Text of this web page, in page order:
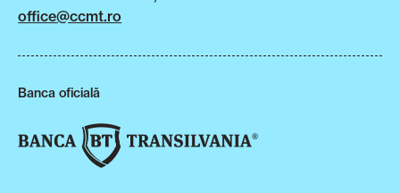
office@ccmt.ro
Banca oficială